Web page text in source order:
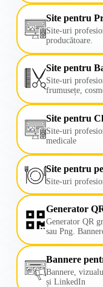
Site pentru
Site-uri
producătoare.
Site pentru
Site-uri
frumusețe,
Site pentru
Site-uri
medicale
Site pentru
Site-uri
Generator
Generator QR
sau Png.
Bannere
Bannere,
și LinkedIn